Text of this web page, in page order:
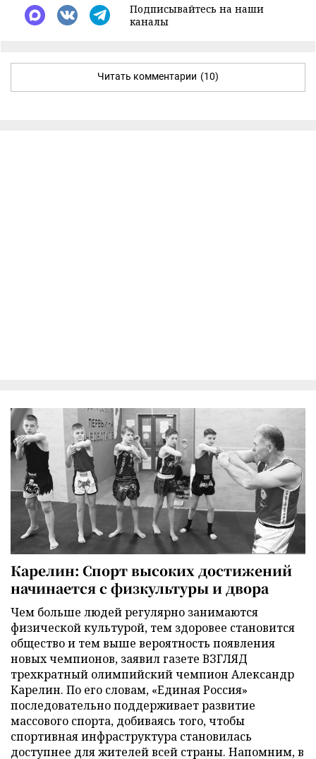
Подписывайтесь на наши
каналы
Читать комментарии (10)
Карелин: Спорт высоких достижений
начинается с физкультуры и двора
Чем больше людей регулярно занимаются
физической культурой, тем здоровее становится
общество и тем выше вероятность появления
новых чемпионов, заявил газете ВЗГЛЯД
трехкратный олимпийский чемпион Александр
Карелин. По его словам, «Единая Россия»
последовательно поддерживает развитие
массового спорта, добиваясь того, чтобы
спортивная инфраструктура становилась
доступнее для жителей всей страны. Напомним, в